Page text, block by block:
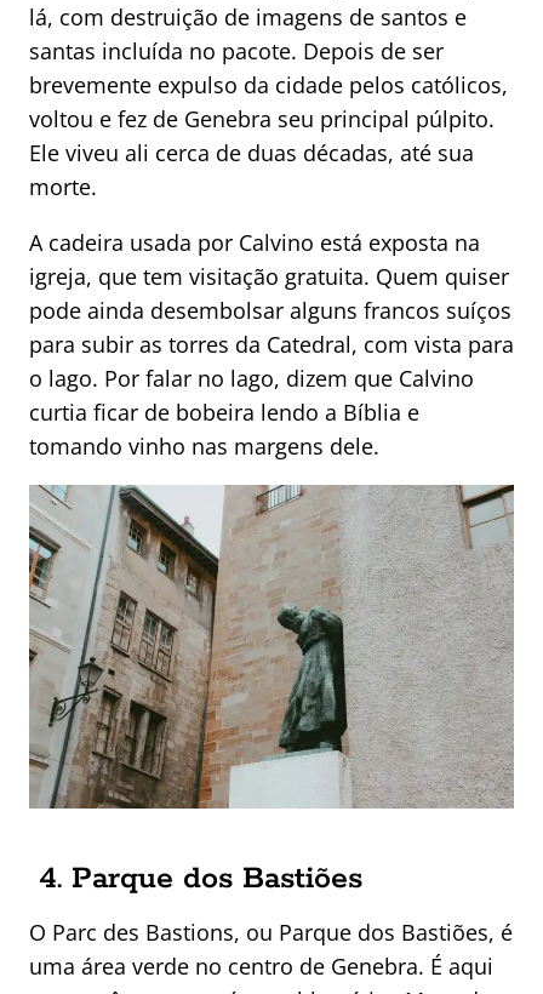
lá, com destruição de imagens de santos e
santas incluída no pacote. Depois de ser
brevemente expulso da cidade pelos católicos,
voltou e fez de Genebra seu principal púlpito.
Ele viveu ali cerca de duas décadas, até sua
morte.
A cadeira usada por Calvino está exposta na
igreja, que tem visitação gratuita. Quem quiser
pode ainda desembolsar alguns francos suíços
para subir as torres da Catedral, com vista para
o lago. Por falar no lago, dizem que Calvino
curtia ficar de bobeira lendo a Bíblia e
tomando vinho nas margens dele.
4. Parque dos Bastiões
O Parc des Bastions, ou Parque dos Bastiões, é
uma área verde no centro de Genebra. É aqui